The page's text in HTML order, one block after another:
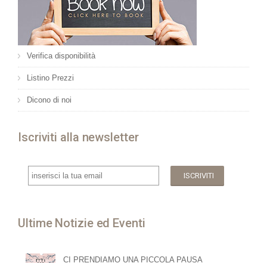
Verifica disponibilità
Listino Prezzi
Dicono di noi
Iscriviti alla newsletter
Ultime Notizie ed Eventi
CI PRENDIAMO UNA PICCOLA PAUSA